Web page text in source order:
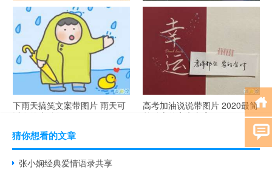
谐音梗土味情话大全带图片 油
腻搞笑的土味情话
很酷的霸气句子带图片 最新霸
气说说高冷范
下雨天搞笑文案带图片 雨天可
以发的幽默句子
高考加油说说带图片 2020最简
单励志的高考文案
猜你想看的文章
张小娴经典爱情语录共享